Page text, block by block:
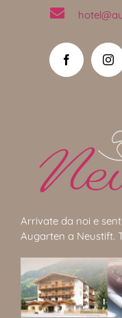
Arrivate da noi e
Augarten a Neustift.